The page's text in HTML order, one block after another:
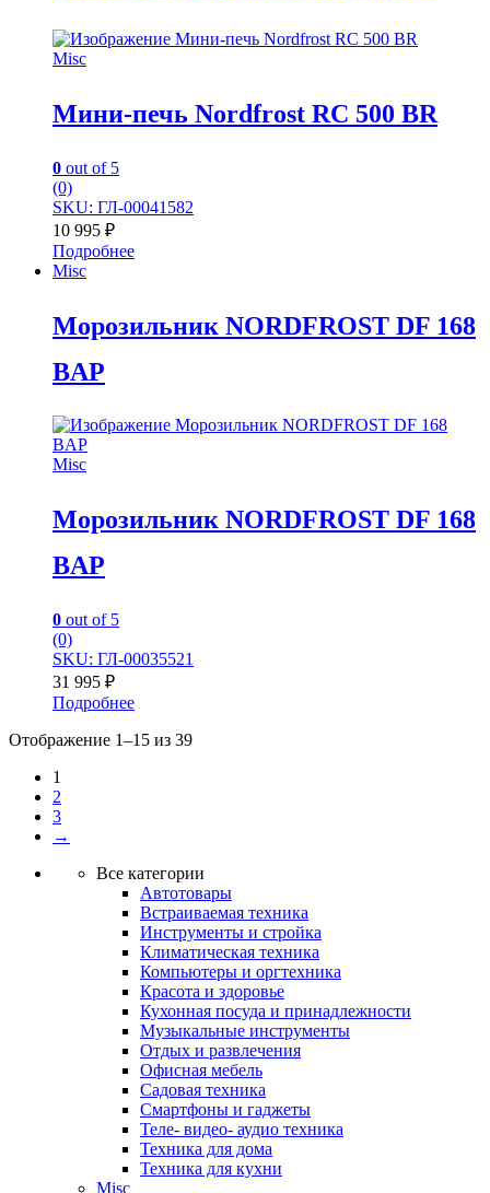
Misc
Мини-печь Nordfrost RC 500 BR
0 out of 5
(0)
SKU: ГЛ-00041582
10 995 ₽
Подробнее
Misc
Морозильник NORDFROST DF 168
BAP
Misc
Морозильник NORDFROST DF 168
BAP
0 out of 5
(0)
SKU: ГЛ-00035521
31 995 ₽
Подробнее
Отображение 1–15 из 39
1
2
3
→
Все категории
Автотовары
Встраиваемая техника
Инструменты и стройка
Климатическая техника
Компьютеры и оргтехника
Красота и здоровье
Кухонная посуда и принадлежности
Музыкальные инструменты
Отдых и развлечения
Офисная мебель
Садовая техника
Смартфоны и гаджеты
Теле- видео- аудио техника
Техника для дома
Техника для кухни
Misc